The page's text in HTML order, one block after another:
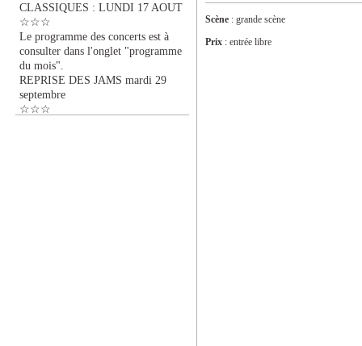
CLASSIQUES : LUNDI 17 AOUT
☆☆☆
Le programme des concerts est à
consulter dans l'onglet "programme
du mois".
REPRISE DES JAMS mardi 29
septembre
☆☆☆
Scène : grande scène
Prix : entrée libre